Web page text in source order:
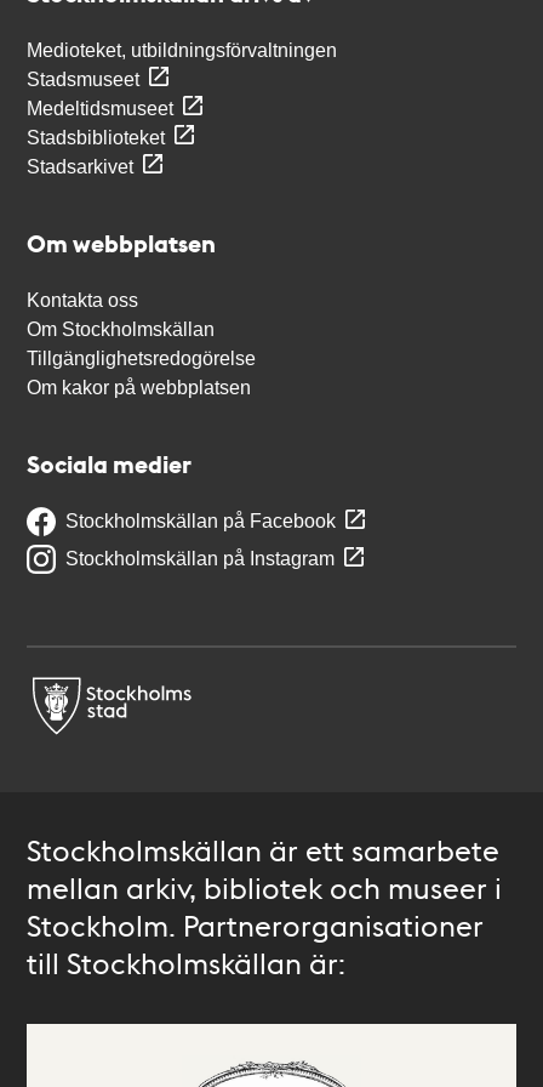
Medioteket, utbildningsförvaltningen
Stadsmuseet
Medeltidsmuseet
Stadsbiblioteket
Stadsarkivet
Om webbplatsen
Kontakta oss
Om Stockholmskällan
Tillgänglighetsredogörelse
Om kakor på webbplatsen
Sociala medier
Stockholmskällan på Facebook
Stockholmskällan på Instagram
Stockholmskällan är ett samarbete
mellan arkiv, bibliotek och museer i
Stockholm. Partnerorganisationer
till Stockholmskällan är: